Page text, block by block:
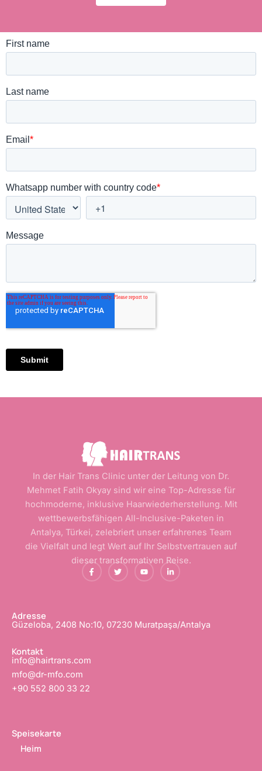
In der Hair Trans Clinic unter der Leitung von Dr.
Mehmet Fatih Okyay sind wir eine Top-Adresse für
hochmoderne, inklusive Haarwiederherstellung. Mit
wettbewerbsfähigen All-Inclusive-Paketen in
Antalya, Türkei, zelebriert unser erfahrenes Team
die Vielfalt und legt Wert auf Ihr Selbstvertrauen auf
dieser transformativen Reise.
F
a
c
-
T
w
i
Y
o
u
L
i
n
-
Adresse
Güzeloba, 2408 No:10, 07230 Muratpaşa/Antalya
Kontakt
info@hairtrans.com
mfo@dr-mfo.com
+90 552 800 33 22
Speisekarte
Heim